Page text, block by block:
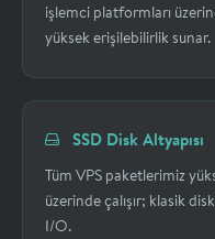
işlemci platformları
yüksek erişilebilirlik sunar.
SSD Disk Altyapısı
Tüm VPS paketlerimiz
üzerinde çalışır; klasik
I/O.